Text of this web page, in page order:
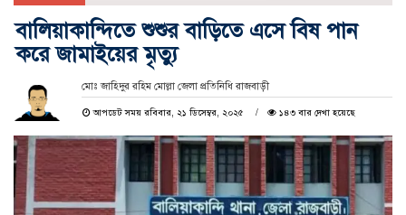
বালিয়াকান্দিতে শুশুর বাড়িতে এসে বিষ পান
করে জামাইয়ের মৃত্যু
মোঃ জাহিদুর রহিম মোল্লা জেলা প্রতিনিধি রাজবাড়ী
আপডেট সময় রবিবার, ২১ ডিসেম্বর, ২০২৫ ১৪৩ বার দেখা হয়েছে